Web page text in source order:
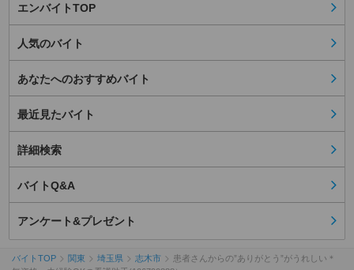
エンバイトTOP
人気のバイト
あなたへのおすすめバイト
最近見たバイト
詳細検索
バイトQ&A
アンケート&プレゼント
バイトTOP 関東 埼玉県 志木市
患者さんからの”ありがとう”がうれしい＊